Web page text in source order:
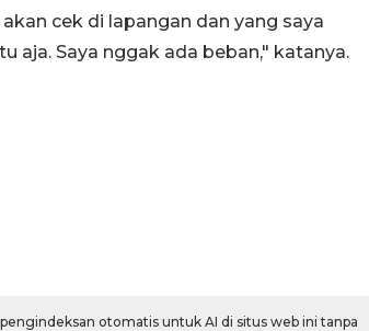
cek di lapangan dan yang saya
aja. Saya nggak ada beban," katanya.
otomatis untuk AI di situs web ini tanpa
ANTARA Babel-Kanwil
KemenHAM Babel Jalin Kerja
Sama